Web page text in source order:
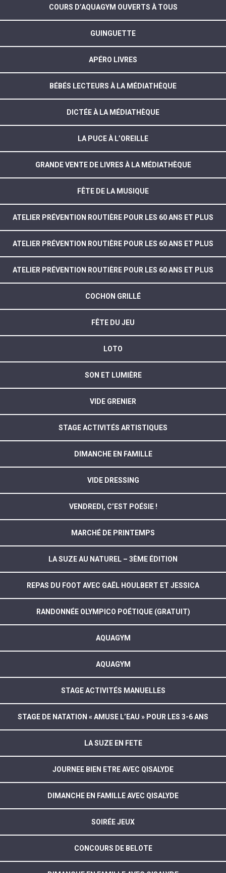
COURS D’AQUAGYM OUVERTS À TOUS
GUINGUETTE
APÉRO LIVRES
BÉBÉS LECTEURS À LA MÉDIATHÈQUE
DICTÉE À LA MÉDIATHÈQUE
LA PUCE À L’OREILLE
GRANDE VENTE DE LIVRES À LA MÉDIATHÈQUE
FÊTE DE LA MUSIQUE
ATELIER PRÉVENTION ROUTIÈRE POUR LES 60 ANS ET PLUS
ATELIER PRÉVENTION ROUTIÈRE POUR LES 60 ANS ET PLUS
ATELIER PRÉVENTION ROUTIÈRE POUR LES 60 ANS ET PLUS
COCHON GRILLÉ
FÊTE DU JEU
LOTO
SON ET LUMIÈRE
VIDE GRENIER
STAGE ACTIVITÉS ARTISTIQUES
DIMANCHE EN FAMILLE
VIDE DRESSING
VENDREDI, C’EST POÉSIE !
MARCHÉ DE PRINTEMPS
LA SUZE AU NATUREL – 3ÈME ÉDITION
REPAS DU FOOT AVEC GAËL HOULBERT ET JESSICA
RANDONNÉE OLYMPICO POÉTIQUE (GRATUIT)
AQUAGYM
AQUAGYM
STAGE ACTIVITÉS MANUELLES
STAGE DE NATATION « AMUSE L’EAU » POUR LES 3-6 ANS
LA SUZE EN FETE
JOURNEE BIEN ETRE AVEC QISALYDE
DIMANCHE EN FAMILLE AVEC QISALYDE
SOIRÉE JEUX
CONCOURS DE BELOTE